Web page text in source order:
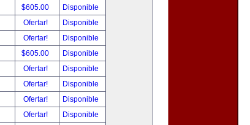
$605.00
Disponible
Ofertar!
Disponible
Ofertar!
Disponible
$605.00
Disponible
Ofertar!
Disponible
Ofertar!
Disponible
Ofertar!
Disponible
Ofertar!
Disponible